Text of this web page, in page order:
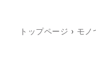
トップページ › モノ